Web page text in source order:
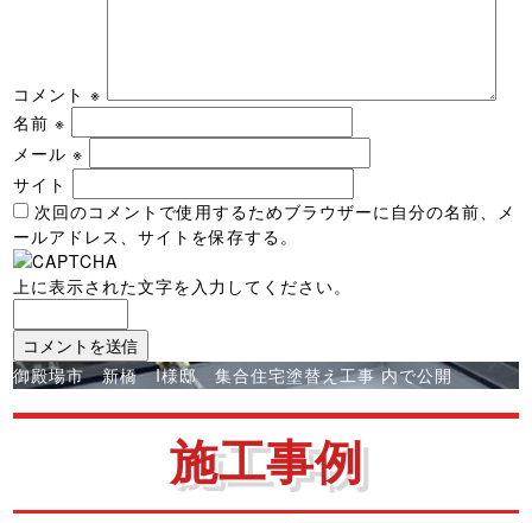
コメント※
名前※
メール※
サイト
次回のコメントで使用するためブラウザーに自分の名前、メ
ールアドレス、サイトを保存する。
上に表示された文字を入力してください。
投
稿
ゲ
御殿場市 新橋 I様邸 集合住宅塗替え工事 内で公開
施工事例